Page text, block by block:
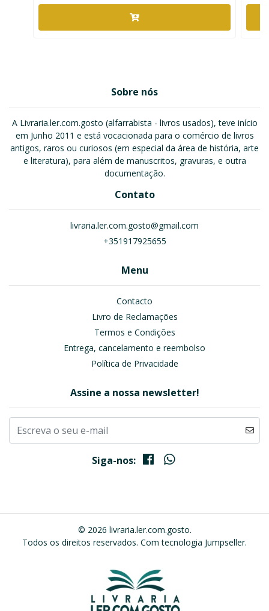
Sobre nós
A Livraria.ler.com.gosto (alfarrabista - livros usados), teve início
em Junho 2011 e está vocacionada para o comércio de livros
antigos, raros ou curiosos (em especial da área de história, arte
e literatura), para além de manuscritos, gravuras, e outra
documentação.
Contato
livraria.ler.com.gosto@gmail.com
+351917925655
Menu
Contacto
Livro de Reclamações
Termos e Condições
Entrega, cancelamento e reembolso
Política de Privacidade
Assine a nossa newsletter!
Siga-nos:
© 2026 livraria.ler.com.gosto.
Todos os direitos reservados. Com tecnologia Jumpseller.